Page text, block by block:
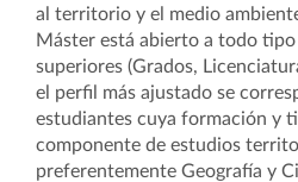
al territorio y el medio
Máster está abierto a todo
superiores (Grados,
el perfil más ajustado se
estudiantes cuya formación y
componente de estudios
preferentemente Geografía y